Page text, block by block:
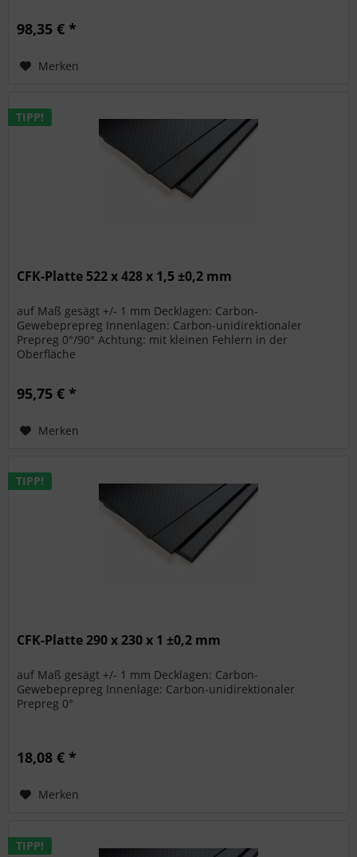
98,35 € *
Merken
TIPP!
CFK-Platte 522 x 428 x 1,5 ±0,2 mm
auf Maß gesägt +/- 1 mm Decklagen: Carbon-
Gewebeprepreg Innenlagen: Carbon-unidirektionaler
Prepreg 0°/90° Achtung: mit kleinen Fehlern in der
Oberfläche
95,75 € *
Merken
TIPP!
CFK-Platte 290 x 230 x 1 ±0,2 mm
auf Maß gesägt +/- 1 mm Decklagen: Carbon-
Gewebeprepreg Innenlage: Carbon-unidirektionaler
Prepreg 0°
18,08 € *
Merken
TIPP!